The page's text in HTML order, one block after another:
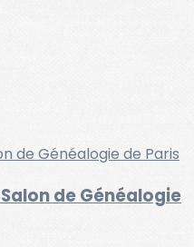
de Généalogie